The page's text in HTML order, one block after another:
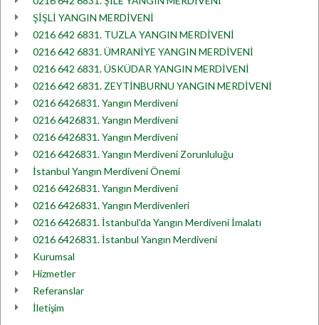
ŞİŞLİ YANGIN MERDİVENİ
0216 642 6831. TUZLA YANGIN MERDİVENİ
0216 642 6831. ÜMRANİYE YANGIN MERDİVENİ
0216 642 6831. ÜSKÜDAR YANGIN MERDİVENİ
0216 642 6831. ZEYTİNBURNU YANGIN MERDİVENİ
0216 6426831. Yangın Merdiveni
0216 6426831. Yangın Merdiveni
0216 6426831. Yangın Merdiveni
0216 6426831. Yangın Merdiveni Zorunluluğu
İstanbul Yangın Merdiveni Önemi
0216 6426831. Yangın Merdiveni
0216 6426831. Yangın Merdivenleri
0216 6426831. İstanbul'da Yangın Merdiveni İmalatı
0216 6426831. İstanbul Yangın Merdiveni
Kurumsal
Hizmetler
Referanslar
İletişim